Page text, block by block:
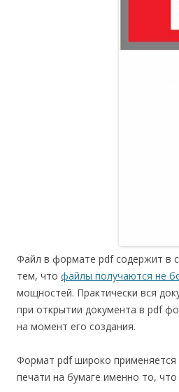
Файл в формате pdf содержит в
тем, что файлы получаются не
мощностей. Практически вся
при открытии документа в pdf
на момент его создания.
Формат pdf широко применяется
печати на бумаге именно то, что